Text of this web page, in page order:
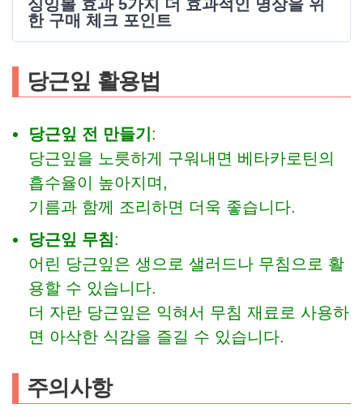
싱잉볼 효과 5가지 더 효과적인 명상을 위
한 구매 체크 포인트
당근잎 활용법
당근잎 전 만들기 :
당근잎을 노릇하게 구워내면 베타카로틴의
흡수율이 높아지며,
기름과 함께 조리하면 더욱 좋습니다.
당근잎 무침:
어린 당근잎은 생으로 샐러드나 무침으로 활
용할 수 있습니다.
더 자란 당근잎은 익혀서 무침 재료로 사용하
면 아삭한 식감을 즐길 수 있습니다.
주의사항